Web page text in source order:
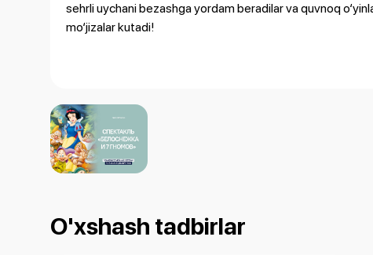
sehrli uychani bezashga yordam beradilar va quvnoq
mo‘jizalar kutadi!
O'xshash tadbirlar